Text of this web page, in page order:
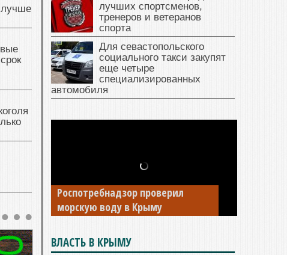
лучше
лучших спортсменов,
тренеров и ветеранов
спорта
Для севастопольского
социального такси закупят
еще четыре
специализированных
автомобиля
Роспотребнадзор проверил
морскую воду в Крыму
ВЛАСТЬ В КРЫМУ